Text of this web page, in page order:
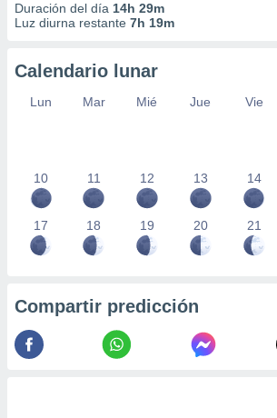
e
publicidad
1199
Duración del día 14h 29m
Luz diurna restante 7h 19m
Calendario lunar
Lun Mar Mié Jue Vie
10 11 12 13 14
17 18 19 20 21
Compartir predicción